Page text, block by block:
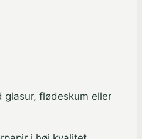
flødeskum eller